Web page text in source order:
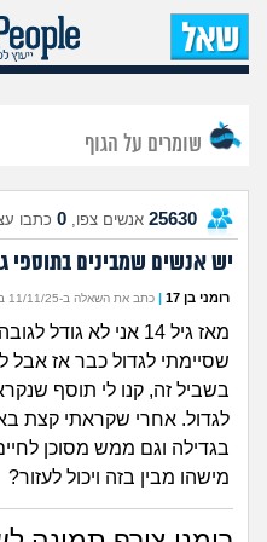
שומרים על הגוף
25630 אנשים צפו, 0 כתבו
יש אנשים שמבינים בתוספי
רומני בן 17 | כתב את השאלה ב-11/11/25 בשעה 12:23
מאז גיל 14 אני לא
שסיימתי לגדול כבר אז אבל
לגדול. אחרי שקראתי קצת
בגדילה וגם ממש מסוכן
מישהו מבין בזה ויכול לעזור?